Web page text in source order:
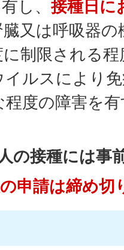
し、接種日に
又は呼吸器
制限される
ルスにより
度の障害を
の接種には事
申請は締め切